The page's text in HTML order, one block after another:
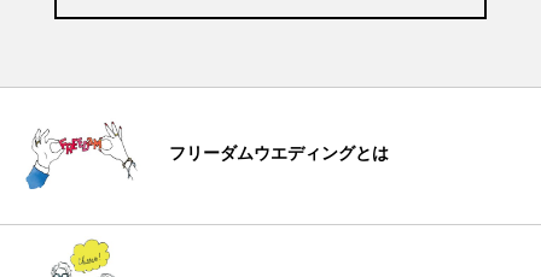
フリーダムウエディングとは